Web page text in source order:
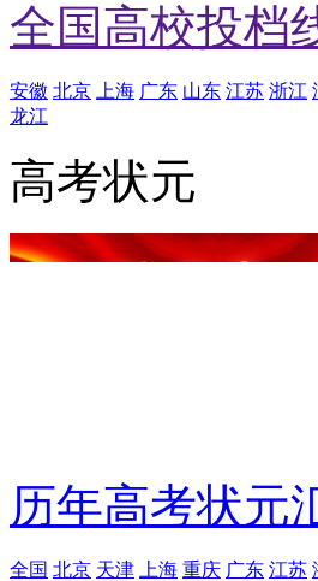
全国高校投档
安徽 北京 上海 广东 山东 江苏 浙江
龙江
高考状元
历年高考状元
全国 北京 天津 上海 重庆 广东 江苏